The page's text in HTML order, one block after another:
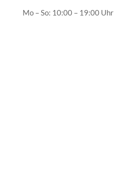
Mo – So: 10:00 – 19:00 Uhr